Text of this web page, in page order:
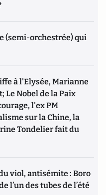
(semi-orchestrée) qui
à l'Elysée, Marianne
Le Nobel de la Paix
l'ex PM
sur la Chine, la
Tondelier fait du
viol, antisémite : Boro
l’un des tubes de l’été